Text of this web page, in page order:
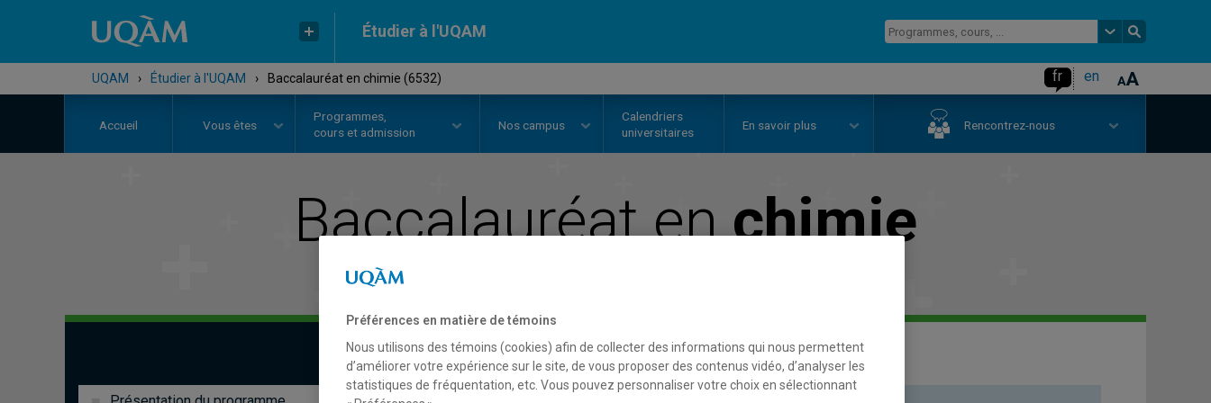
Étudier à l'UQAM
UQAM › Étudier à l'UQAM › Baccalauréat en chimie (6532) fr en
Accueil Vous êtes
Programmes,
cours et admission
Nos campus
Calendriers
universitaires
En savoir plus Rencontrez-nous
Baccalauréat enchimie
Préférences en matière de témoins
Nous utilisons des témoins (cookies) afin de collecter des informations qui nous permettent
d’améliorer votre expérience sur le site, de vous proposer des contenus vidéo, d’analyser les
statistiques de fréquentation, etc. Vous pouvez personnaliser votre choix en sélectionnant